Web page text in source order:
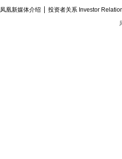
凤凰新媒体介绍 投资者关系 Investor